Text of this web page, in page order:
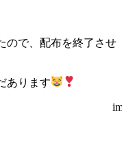
ので、配布を終了させ
あります